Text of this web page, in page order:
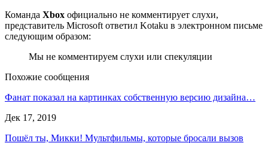
Команда Xbox официально не комментирует слухи,
представитель Microsoft ответил Kotaku в электронном письме
следующим образом:
Мы не комментируем слухи или спекуляции
Похожие сообщения
Фанат показал на картинках собственную версию дизайна…
Дек 17, 2019
Пошёл ты, Микки! Мультфильмы, которые бросали вызов